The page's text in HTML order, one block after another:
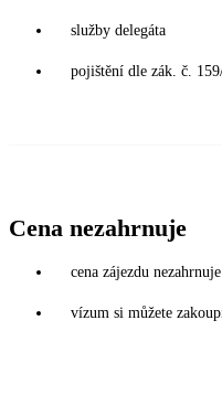
služby delegáta
pojištění dle zák. č.
Cena nezahrnuje
cena zájezdu
vízum si můžete